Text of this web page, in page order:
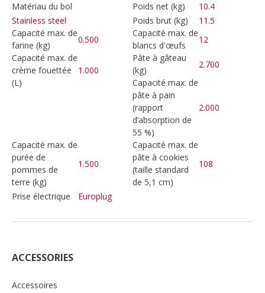
Matériau du bol
Stainless steel
Poids net (kg)
10.4
Poids brut (kg)
11.5
Capacité max. de
farine (kg)
0.500
Capacité max. de
blancs d'œufs
12
Capacité max. de
crème fouettée
(L)
1.000
Pâte à gâteau
(kg)
2.700
Capacité max. de
pâte à pain
(rapport
d’absorption de
55 %)
2.000
Capacité max. de
purée de
pommes de
terre (kg)
1.500
Capacité max. de
pâte à cookies
(taille standard
de 5,1 cm)
108
Prise électrique Europlug
ACCESSORIES
Accessoires